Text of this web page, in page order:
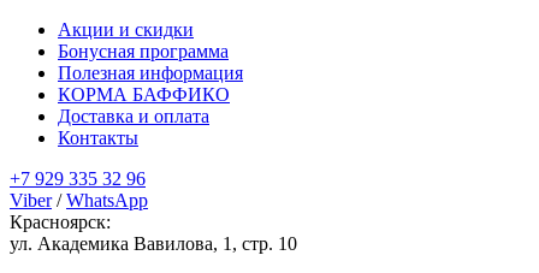
Акции и скидки
Бонусная программа
Полезная информация
КОРМА БАФФИКО
Доставка и оплата
Контакты
+7 929 335 32 96
Viber/WhatsApp
Красноярск:
ул. Академика Вавилова, 1, стр. 10